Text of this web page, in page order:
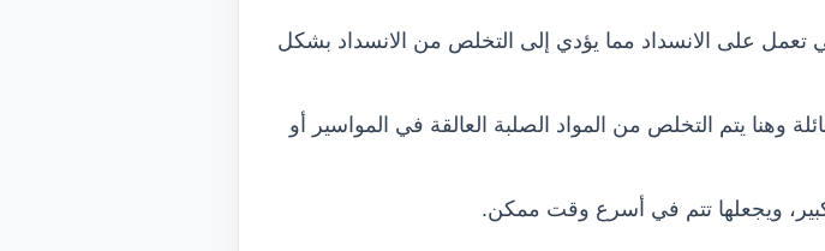
تعمل على الانسداد مما يؤدي إلى التخلص من الانسداد بشكل
وهنا يتم التخلص من المواد الصلبة العالقة في المواسير أو
ويجعلها تتم في أسرع وقت ممكن.